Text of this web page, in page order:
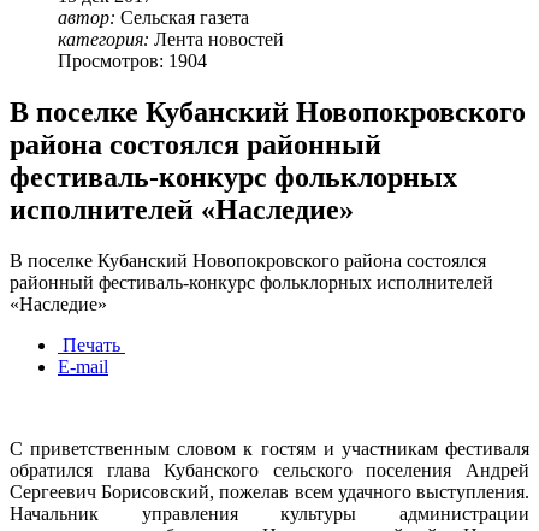
автор: Сельская газета
категория: Лента новостей
Просмотров: 1904
В поселке Кубанский Новопокровского
района состоялся районный
фестиваль-конкурс фольклорных
исполнителей «Наследие»
В поселке Кубанский Новопокровского района состоялся
районный фестиваль-конкурс фольклорных исполнителей
«Наследие»
Печать
E-mail
С приветственным словом к гостям и участникам фестиваля
обратился глава Кубанского сельского поселения Андрей
Сергеевич Борисовский, пожелав всем удачного выступления.
Начальник управления культуры администрации